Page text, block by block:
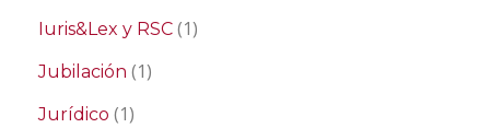
Iuris&Lex y RSC (1)
Jubilación (1)
Jurídico (1)